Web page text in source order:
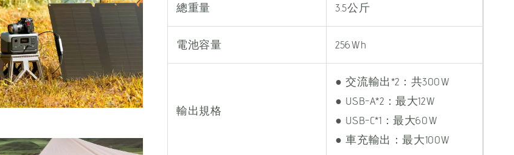
總重量 3.5公斤
電池容量 256Wh
輸出規格
● 交流輸出*2：共300W
● USB-A*2：最大12W
● USB-C*1：最大60W
● 車充輸出：最大100W